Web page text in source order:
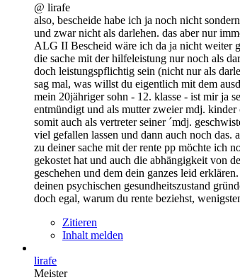
@ lirafe
also, bescheide habe ich ja noch nicht
und zwar nicht als darlehen. das aber nur
ALG II Bescheid wäre ich da ja nicht weiter
die sache mit der hilfeleistung nur noch als
doch leistungspflichtig sein (nicht nur als
sag mal, was willst du eigentlich mit dem
mein 20jähriger sohn - 12. klasse - ist mir ja
entmündigt und als mutter zweier mdj. kinder
somit auch als vertreter seiner ´mdj.
viel gefallen lassen und dann auch noch
zu deiner sache mit der rente pp möchte ich
gekostet hat und auch die abhängigkeit von
geschehen und dem dein ganzes leid
deinen psychischen gesundheitszustand
doch egal, warum du rente beziehst,
Zitieren
Inhalt melden
lirafe
Meister